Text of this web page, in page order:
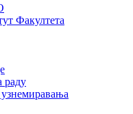
Факултета
раду